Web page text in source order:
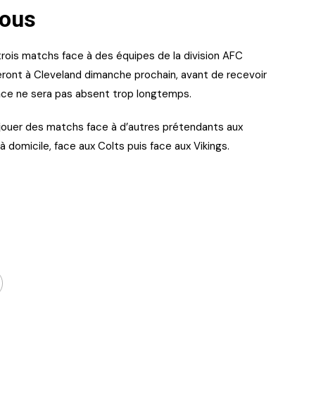
matchs face à des équipes de la division AFC
à Cleveland dimanche prochain, avant de recevoir
ne sera pas absent trop longtemps.
des matchs face à d’autres prétendants aux
domicile, face aux Colts puis face aux Vikings.